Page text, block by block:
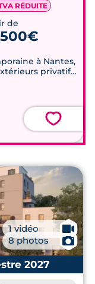
RÉDUITE
de
500€
à Nantes,
privatifs
💗
1 vidéo 🎥
8 photos
📷
2027